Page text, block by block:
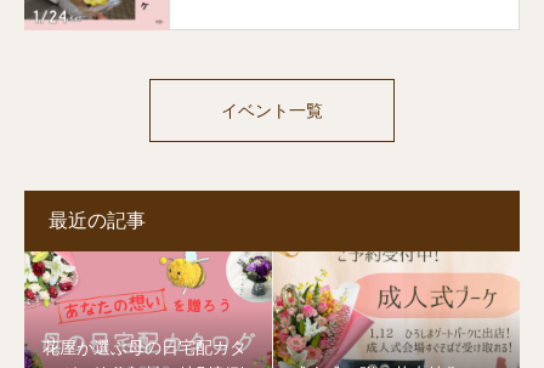
イベント一覧
最近の記事
花屋が選ぶ母の日宅配カタ